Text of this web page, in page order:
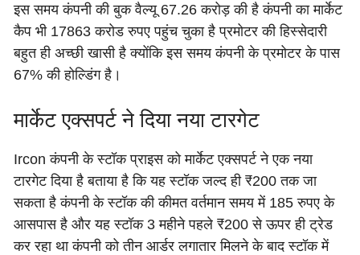
इस समय कंपनी की बुक वैल्यू 67.26 करोड़ की है कंपनी का मार्केट
कैप भी 17863 करोड रुपए पहुंच चुका है प्रमोटर की हिस्सेदारी
बहुत ही अच्छी खासी है क्योंकि इस समय कंपनी के प्रमोटर के पास
67% की होल्डिंग है।
मार्केट एक्सपर्ट ने दिया नया टारगेट
Ircon कंपनी के स्टॉक प्राइस को मार्केट एक्सपर्ट ने एक नया
टारगेट दिया है बताया है कि यह स्टॉक जल्द ही ₹200 तक जा
सकता है कंपनी के स्टॉक की कीमत वर्तमान समय में 185 रुपए के
आसपास है और यह स्टॉक 3 महीने पहले ₹200 से ऊपर ही ट्रेड
कर रहा था कंपनी को तीन आर्डर लगातार मिलने के बाद स्टॉक में